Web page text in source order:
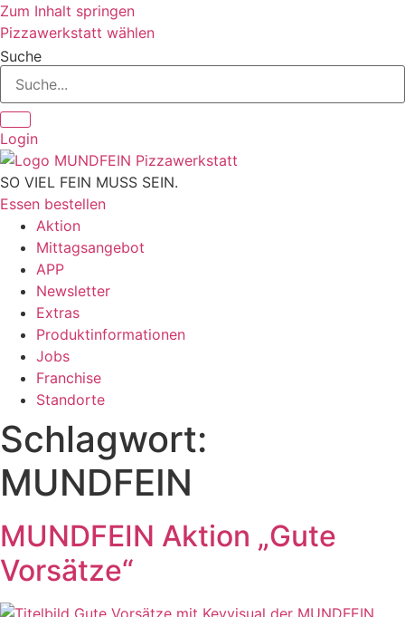
Zum Inhalt springen
Pizzawerkstatt wählen
Suche
Login
SO VIEL FEIN MUSS SEIN.
Essen bestellen
Aktion
Mittagsangebot
APP
Newsletter
Extras
Produktinformationen
Jobs
Franchise
Standorte
Schlagwort:
MUNDFEIN
MUNDFEIN Aktion „Gute
Vorsätze“